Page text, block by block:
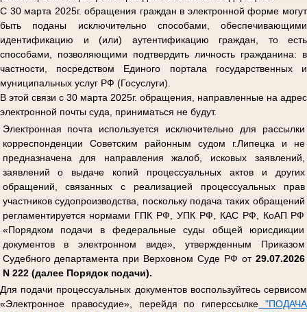
С 30 марта 2025г. обращения граждан в электронной форме могут
быть поданы исключительно способами, обеспечивающими
идентификацию и (или) аутентификацию граждан, то есть
способами, позволяющими подтвердить личность гражданина: в
частности, посредством Единого портала государственных и
муниципальных услуг РФ (Госуслуги).
В этой связи с 30 марта 2025г. обращения, направленные на адрес
электронной почты суда, приниматься не будут.
Электронная почта используется исключительно для рассылки
корреспонденции Советским районным судом г.Липецка и не
предназначена для направления жалоб, исковых заявлений,
заявлений о выдаче копий процессуальных актов и других
обращений, связанных с реализацией процессуальных прав
участников судопроизводства, поскольку подача таких обращений
регламентируется нормами ГПК РФ, УПК РФ, КАС РФ, КоАП РФ
«Порядком подачи в федеральные суды общей юрисдикции
документов в электронном виде», утвержденным Приказом
Судебного департамента при Верховном Суде РФ от 29.07.2026
N 222 (далее Порядок подачи).
Для подачи процессуальных документов воспользуйтесь сервисом
«Электронное правосудие», перейдя по гиперссылке "ПОДАЧА